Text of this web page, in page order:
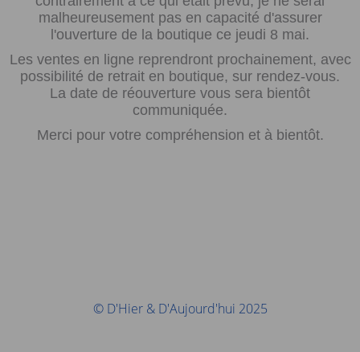
malheureusement pas en capacité d'assurer
l'ouverture de la boutique ce jeudi 8 mai.
Les ventes en ligne reprendront prochainement, avec
possibilité de retrait en boutique, sur rendez-vous.
La date de réouverture vous sera bientôt
communiquée.
Merci pour votre compréhension et à bientôt.
© D'Hier & D'Aujourd'hui 2025